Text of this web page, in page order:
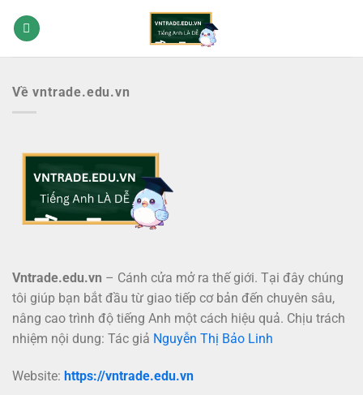
qua
Về vntrade.edu.vn
Vntrade.edu.vn – Cánh cửa mở ra thế giới. Tại đây chúng
tôi giúp bạn bắt đầu từ giao tiếp cơ bản đến chuyên sâu,
nâng cao trình độ tiếng Anh một cách hiệu quả. Chịu trách
nhiệm nội dung: Tác giả Nguyễn Thị Bảo Linh
Website: https://vntrade.edu.vn